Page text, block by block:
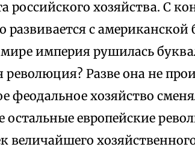
российского хозяйства. С
развивается с
импе­рия рушилась
революция? Разве она не
феодальное хозяйство
остальные европейские
величайшего